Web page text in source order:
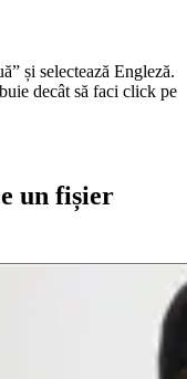
și selectează Engleză.
decât să faci click pe
un fișier